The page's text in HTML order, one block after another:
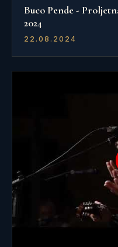
Buco Pende -
2024
22.08.2024